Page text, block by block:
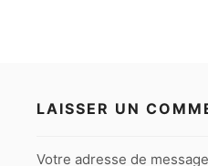
LAISSER UN
Votre adresse de